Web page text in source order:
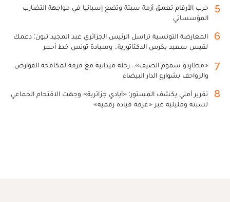
5
حرب الأرقام تعمق أزمة سبتة وتضع إسبانيا في مواجهة التضارب
المؤسساتي
6
المعارضة التونسية تراسل الرئيس الجزائري عبد المجيد تبون: دعمك
لقيس سعيد يكرس الدكتاتورية.. وسيادة تونس خط أحمر
7
«مطارِدو سموم الصيف».. رحلة ميدانية مع فرقة لمكافحة القوارض
والزواحف بشوارع الدار البيضاء
8
تقرير أمني يكشف المستور: «أيادي جزائرية» وجهت الاقتحام الجماعي
لسبتة ومليلية عبر «غرفة قيادة رقمية»